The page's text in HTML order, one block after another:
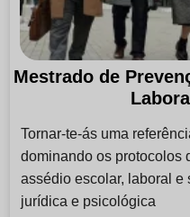
Mestrado de
Tornar-te-ás uma
dominando os protocolos
assédio escolar, laboral e
jurídica e psicológica